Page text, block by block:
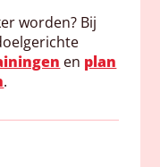
worden? Bij
en plan
.